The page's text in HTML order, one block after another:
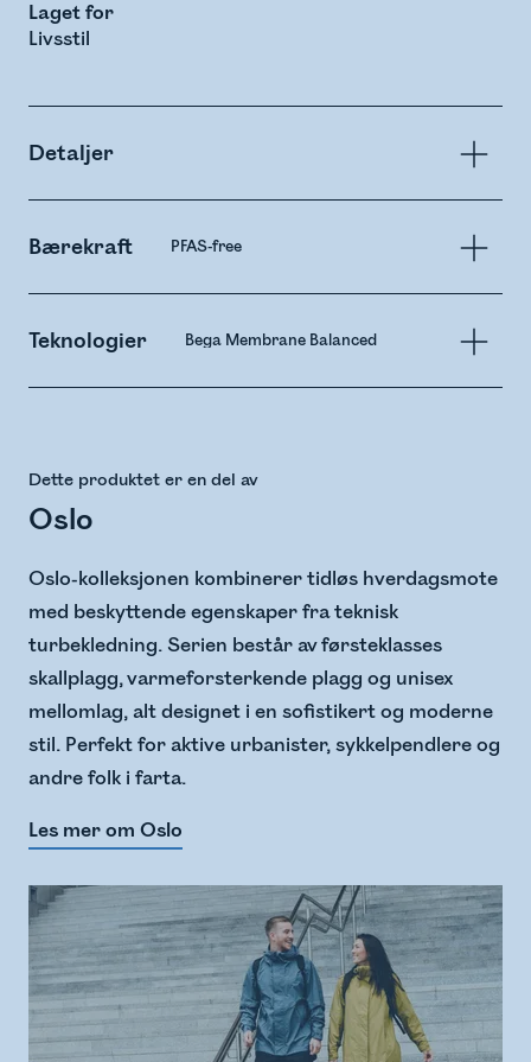
Laget for
Livsstil
Detaljer
Bærekraft PFAS-free
Teknologier Bega Membrane Balanced
Dette produktet er en del av
Oslo
Oslo-kolleksjonen kombinerer tidløs hverdagsmote
med beskyttende egenskaper fra teknisk
turbekledning. Serien består av førsteklasses
skallplagg, varmeforsterkende plagg og unisex
mellomlag, alt designet i en sofistikert og moderne
stil. Perfekt for aktive urbanister, sykkelpendlere og
andre folk i farta.
Les mer om Oslo